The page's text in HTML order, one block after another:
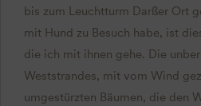
bis zum Leuchtturm Darßer Ort
mit Hund zu Besuch habe, ist
die ich mit ihnen gehe. Die
Weststrandes, mit vom Wind
umgestürzten Bäumen, die den